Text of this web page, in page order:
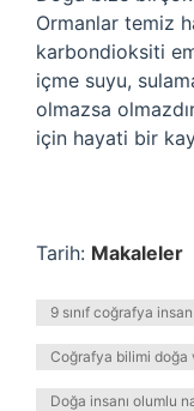
Ormanlar temiz
karbondioksiti
içme suyu,
olmazsa
için hayati bir
Tarih: Makaleler
9 sınıf coğrafya
Coğrafya bilimi doğa
Doğa insanı olumlu